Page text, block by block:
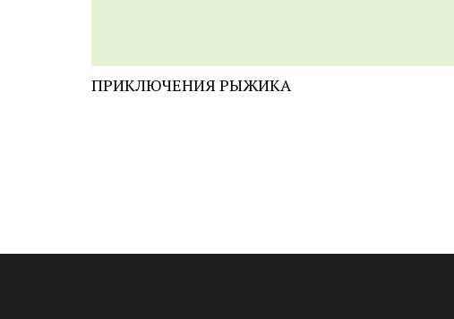
ПРИКЛЮЧЕНИЯ РЫЖИКА